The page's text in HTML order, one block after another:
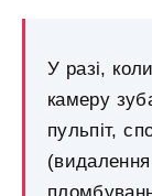
У разі,
камеру
пульпіт,